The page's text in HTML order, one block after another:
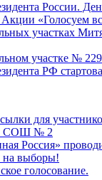
России.
«Голосуем
участках
участке №
РФ
для
СОШ № 2
Россия»
на выборы!
голосование.